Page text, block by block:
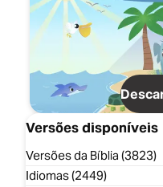
Versões disponíveis
Versões da Bíblia (3823)
Idiomas (2449)